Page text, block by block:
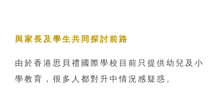
與家長及學生共同探討前路
由於香港思貝禮國際學校目前只提供幼兒及小
學教育，很多人都對升中情況感疑惑。